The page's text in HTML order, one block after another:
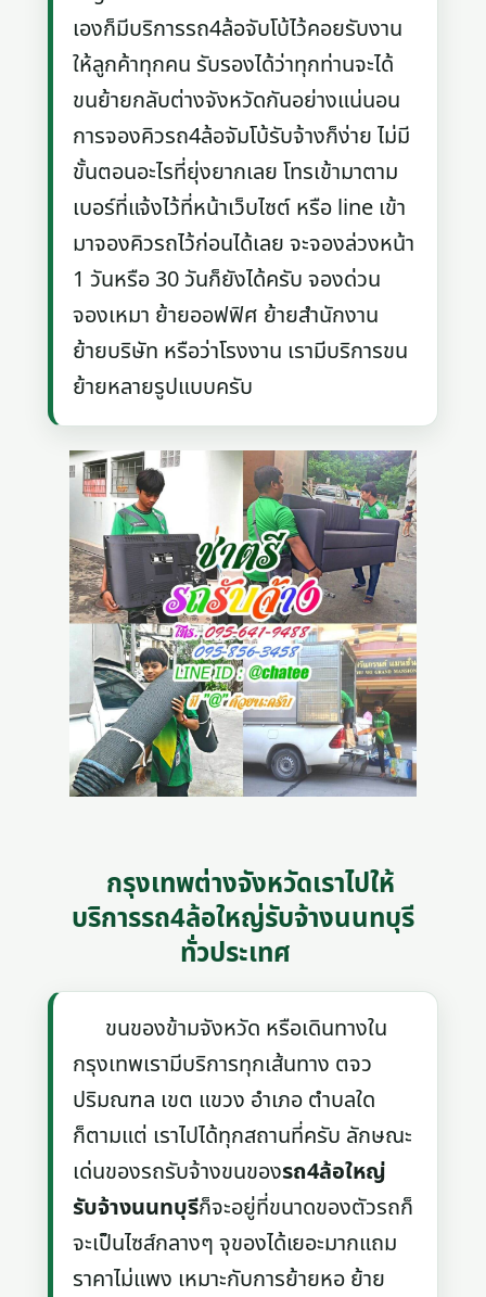
เองก็มีบริการรถ4ล้อจับโบ้ไว้คอยรับงาน
ให้ลูกค้าทุกคน รับรองได้ว่าทุกท่านจะได้
ขนย้ายกลับต่างจังหวัดกันอย่างแน่นอน
การจองคิวรถ4ล้อจัมโบ้รับจ้างก็ง่าย ไม่มี
ขั้นตอนอะไรที่ยุ่งยากเลย โทรเข้ามาตาม
เบอร์ที่แจ้งไว้ที่หน้าเว็บไซต์ หรือ line เข้า
มาจองคิวรถไว้ก่อนได้เลย จะจองล่วงหน้า
1 วันหรือ 30 วันก็ยังได้ครับ จองด่วน
จองเหมา ย้ายออฟฟิศ ย้ายสำนักงาน
ย้ายบริษัท หรือว่าโรงงาน เรามีบริการขน
ย้ายหลายรูปแบบครับ
กรุงเทพต่างจังหวัดเราไปให้
บริการรถ4ล้อใหญ่รับจ้างนนทบุรี
ทั่วประเทศ
ขนของข้ามจังหวัด หรือเดินทางใน
กรุงเทพเรามีบริการทุกเส้นทาง ตจว
ปริมณฑล เขต แขวง อำเภอ ตำบลใด
ก็ตามแต่ เราไปได้ทุกสถานที่ครับ ลักษณะ
เด่นของรถรับจ้างขนของรถ4ล้อใหญ่
รับจ้างนนทบุรีก็จะอยู่ที่ขนาดของตัวรถก็
จะเป็นไซส์กลางๆ จุของได้เยอะมากแถม
ราคาไม่แพง เหมาะกับการย้ายหอ ย้าย